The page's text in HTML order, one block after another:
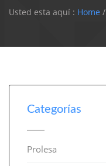
Usted esta aquí : Home /
Categorías
Prolesa